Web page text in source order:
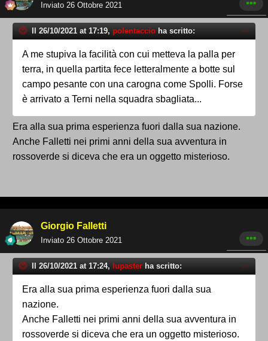
Inviato 26 Ottobre 2021
Il 26/10/2021 at 17:19, polentaccio ha scritto:
A me stupiva la facilità con cui metteva la palla per
terra, in quella partita fece letteralmente a botte sul
campo pesante con una carogna come Spolli. Forse
è arrivato a Terni nella squadra sbagliata...
Era alla sua prima esperienza fuori dalla sua nazione.
Anche Falletti nei primi anni della sua avventura in
rossoverde si diceva che era un oggetto misterioso.
Giorgio Falletti
Inviato 26 Ottobre 2021
Il 26/10/2021 at 17:24, lupaster ha scritto:
Era alla sua prima esperienza fuori dalla sua
nazione.
Anche Falletti nei primi anni della sua avventura in
rossoverde si diceva che era un oggetto misterioso.